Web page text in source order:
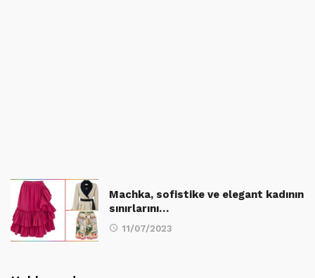
Machka, sofistike ve elegant kadının
sınırlarını…
11/07/2023